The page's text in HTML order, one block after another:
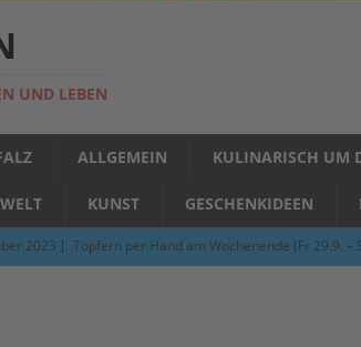
UND LEBEN
ALLGEMEIN KULINARISCH UM
KUNST GESCHENKIDEEN
2023 ] Töpfern per Hand am Wochenende (Fr 29.9. –